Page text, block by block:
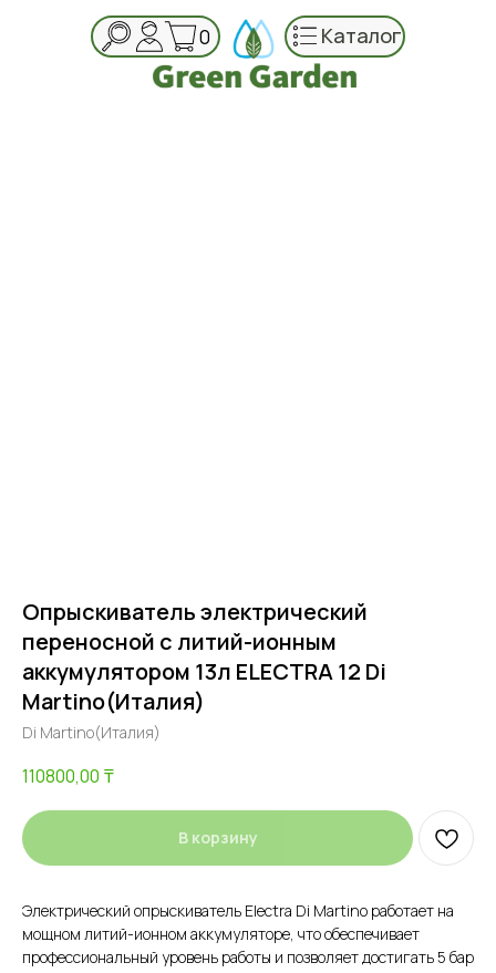
0 Каталог
Опрыскиватель электрический
переносной с литий-ионным
аккумулятором 13л ELECTRA 12 Di
Martino(Италия)
Di Martino(Италия)
110800,00 ₸
В корзину
Электрический опрыскиватель Electra Di Martino работает на
мощном литий-ионном аккумуляторе, что обеспечивает
профессиональный уровень работы и позволяет достигать 5 бар